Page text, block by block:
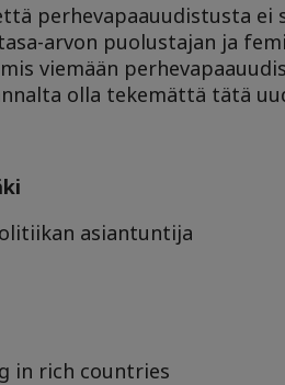
perhevapaauudistusta ei
arvon puolustajan ja
viemään
olla tekemättä tätä
asiantuntija
in rich countries